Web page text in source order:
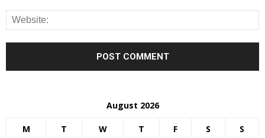
August 2026
M T W T F S S